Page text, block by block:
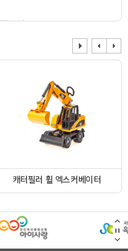
똑! 8월 …
캐터필러 휠 엑스커베이터